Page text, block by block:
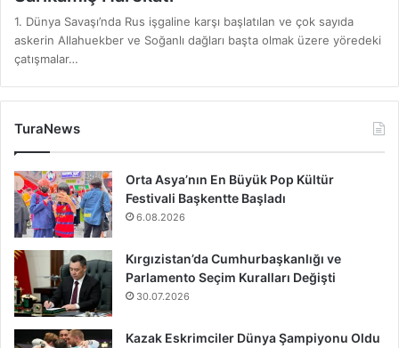
1. Dünya Savaşı’nda Rus işgaline karşı başlatılan ve çok sayıda
askerin Allahuekber ve Soğanlı dağları başta olmak üzere yöredeki
çatışmalar…
TuraNews
Orta Asya’nın En Büyük Pop Kültür
Festivali Başkentte Başladı
6.08.2026
Kırgızistan’da Cumhurbaşkanlığı ve
Parlamento Seçim Kuralları Değişti
30.07.2026
Kazak Eskrimciler Dünya Şampiyonu Oldu